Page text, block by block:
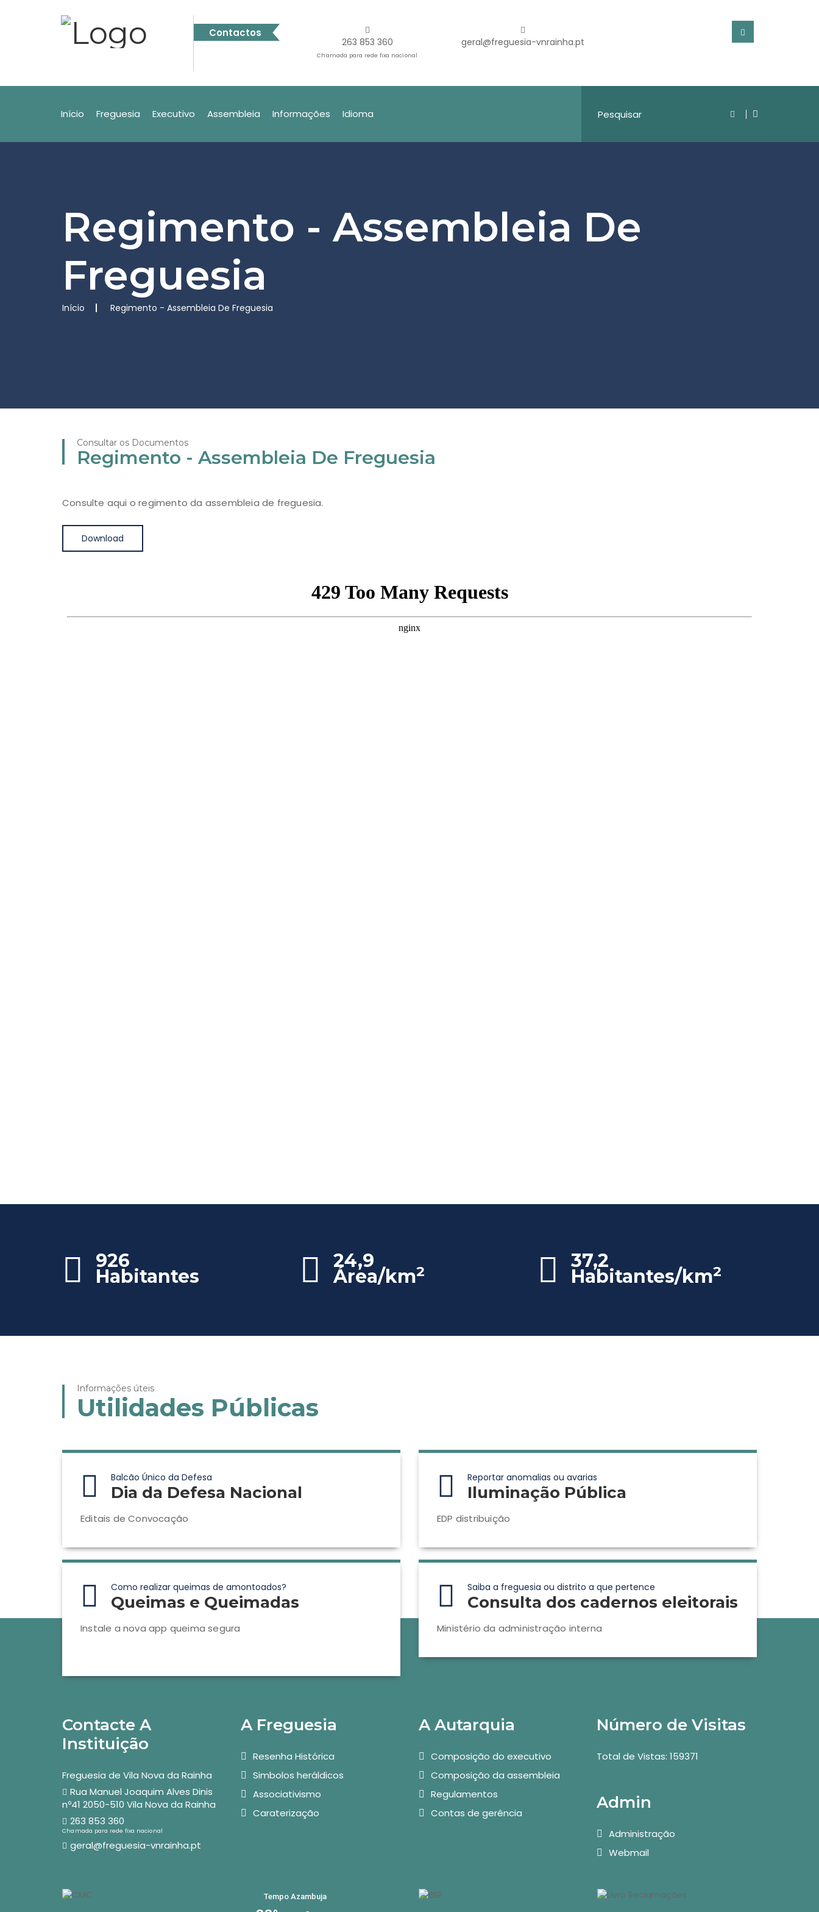
Contactos
263 853 360
Chamada para rede fixa nacional
geral@freguesia-vnrainha.pt
Início Freguesia Executivo Assembleia Informações Idioma
Regimento - Assembleia De
Freguesia
Início Regimento - Assembleia De Freguesia
Consultar os Documentos
Regimento - Assembleia De Freguesia
Consulte aqui o regimento da assembleia de freguesia.
Download
926
Habitantes
24,9
Área/km2 37,2
Habitantes/km2
Informações úteis
Utilidades Públicas
Balcão Único da Defesa
Dia da Defesa Nacional
Editais de Convocação
Reportar anomalias ou avarias
Iluminação Pública
EDP distribuição
Como realizar queimas de amontoados?
Queimas e Queimadas
Instale a nova app queima segura
Saiba a freguesia ou distrito a que pertence
Consulta dos cadernos eleitorais
Ministério da administração interna
Contacte A
Instituição
Freguesia de Vila Nova da Rainha
Rua Manuel Joaquim Alves Dinis
nº41 2050-510 Vila Nova da Rainha
263 853 360
Chamada para rede fixa nacional
geral@freguesia-vnrainha.pt
A Freguesia
Resenha Histórica
Simbolos heráldicos
Associativismo
Caraterização
A Autarquia
Composição do executivo
Composição da assembleia
Regulamentos
Contas de gerência
Número de Visitas
Total de Vistas: 159371
Admin
Administração
Webmail